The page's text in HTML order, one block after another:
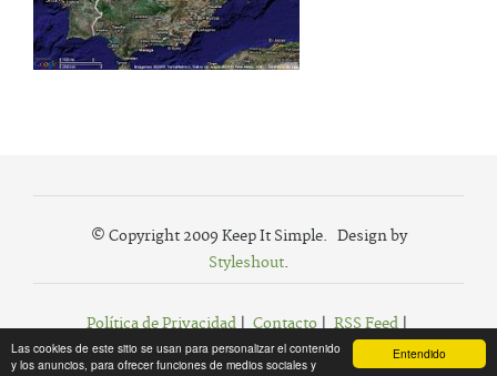
Entendido
Las cookies de este sitio se usan para personalizar el contenido
y los anuncios, para ofrecer funciones de medios sociales y
© Copyright 2009 Keep It Simple. Design by
Styleshout.
Política de Privacidad| Contacto| RSS Feed|
Agregar a Favoritos